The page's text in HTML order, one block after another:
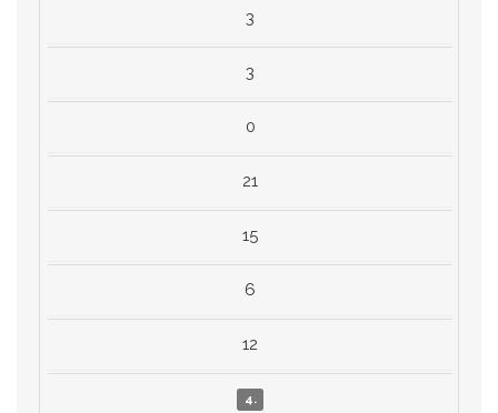
3
3
0
21
15
6
12
4.